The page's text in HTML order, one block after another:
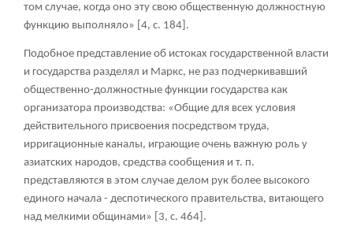
том случае, когда оно эту свою общественную должностную
функцию выполняло» [4, с. 184].
Подобное представление об истоках государственной власти
и государства разделял и Маркс, не раз подчеркивавший
общественно-должностные функции государства как
организатора производства: «Общие для всех условия
действительного присвоения посредством труда,
ирригационные каналы, играющие очень важную роль у
азиатских народов, средства сообщения и т. п.
представляются в этом случае делом рук более высокого
единого начала - деспотического правительства, витающего
над мелкими общинами» [3, с. 464].